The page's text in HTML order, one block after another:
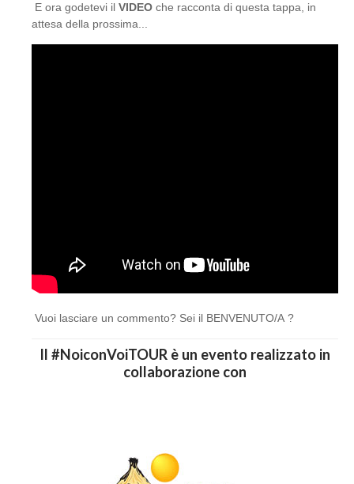
E ora godetevi il VIDEO che racconta di questa tappa, in
attesa della prossima...
Vuoi lasciare un commento? Sei il BENVENUTO/A ?
Il #NoiconVoiTOUR è un evento realizzato in
collaborazione con